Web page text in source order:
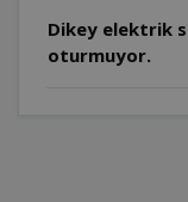
Dikey elektrik
oturmuyor.